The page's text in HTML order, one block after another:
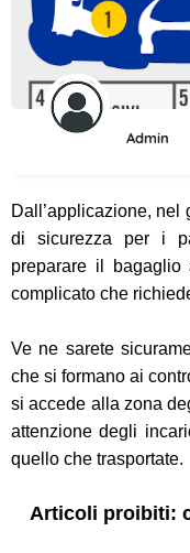
Admin
Dall’applicazione,
di sicurezza per i
preparare il bagaglio
complicato che
Ve ne sarete
che si formano ai
si accede alla zona
attenzione degli
quello che trasportate.
Articoli proibiti: